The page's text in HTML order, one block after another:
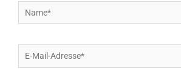
Name*
E-
Mail-